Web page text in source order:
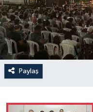
Paylaş